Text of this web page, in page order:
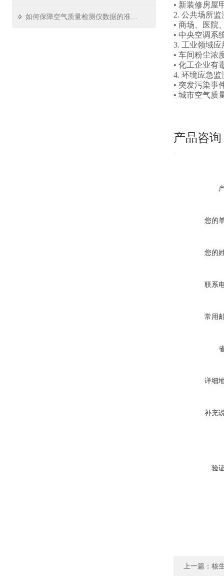
• 新装修房屋
2. 公共场所监
• 商场、医院
• 中央空调系
3. 工业领域应
• 车间粉尘浓
• 化工企业有
4. 环境应急监
• 突发污染事
• 城市空气质
产品咨询
您的
您的
联系
常用
详细
补充
验
上一篇： 核